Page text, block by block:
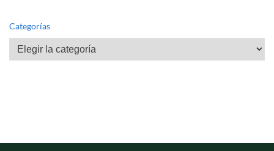
Categorías
Categorías